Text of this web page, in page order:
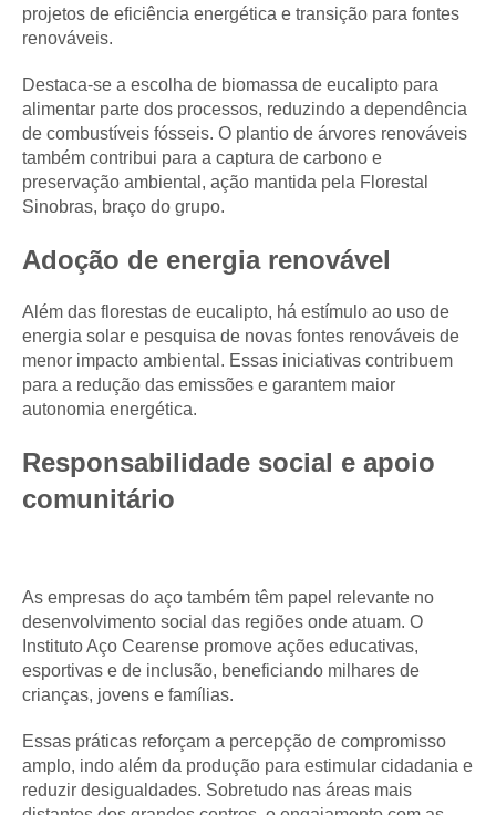
projetos de eficiência energética e transição para fontes
renováveis.
Destaca-se a escolha de biomassa de eucalipto para
alimentar parte dos processos, reduzindo a dependência
de combustíveis fósseis. O plantio de árvores renováveis
também contribui para a captura de carbono e
preservação ambiental, ação mantida pela Florestal
Sinobras, braço do grupo.
Adoção de energia renovável
Além das florestas de eucalipto, há estímulo ao uso de
energia solar e pesquisa de novas fontes renováveis de
menor impacto ambiental. Essas iniciativas contribuem
para a redução das emissões e garantem maior
autonomia energética.
Responsabilidade social e apoio
comunitário
As empresas do aço também têm papel relevante no
desenvolvimento social das regiões onde atuam. O
Instituto Aço Cearense promove ações educativas,
esportivas e de inclusão, beneficiando milhares de
crianças, jovens e famílias.
Essas práticas reforçam a percepção de compromisso
amplo, indo além da produção para estimular cidadania e
reduzir desigualdades. Sobretudo nas áreas mais